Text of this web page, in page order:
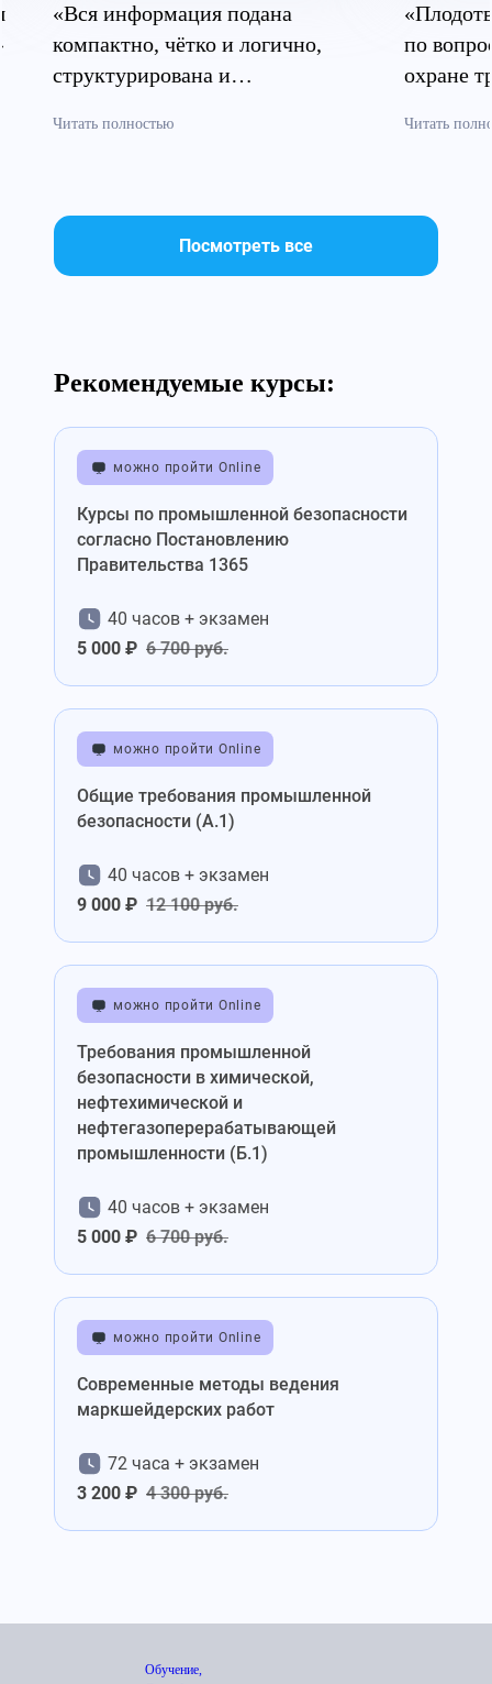
«Вся информация подана
компактно, чётко и логично,
структурирована и
Читать полностью
по
охране
Читать
Посмотреть все
Рекомендуемые курсы:
можно пройти Online
Курсы по промышленной безопасности
согласно Постановлению
Правительства 1365
40 часов + экзамен
5 000 ₽ 6 700 руб.
можно пройти Online
Общие требования промышленной
безопасности (А.1)
40 часов + экзамен
9 000 ₽ 12 100 руб.
можно пройти Online
Требования промышленной
безопасности в химической,
нефтехимической и
нефтегазоперерабатывающей
промышленности (Б.1)
40 часов + экзамен
5 000 ₽ 6 700 руб.
можно пройти Online
Современные методы ведения
маркшейдерских работ
72 часа + экзамен
3 200 ₽ 4 300 руб.
Обучение,